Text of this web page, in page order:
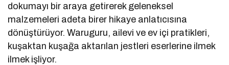
dokumayı bir araya getirerek geleneksel
malzemeleri adeta birer hikaye anlatıcısına
dönüştürüyor. Waruguru, ailevi ve ev içi pratikleri,
kuşaktan kuşağa aktarılan jestleri eserlerine ilmek
ilmek işliyor.